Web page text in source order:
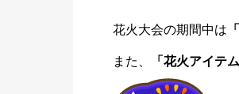
花火大会の期間中は
また、 「花火アイテ